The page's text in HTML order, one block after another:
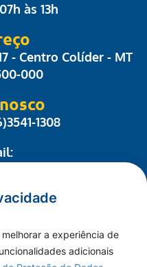
às 13h
- Centro Colíder - MT
000
1308
Site
Câmara
a experiência de
adicionais